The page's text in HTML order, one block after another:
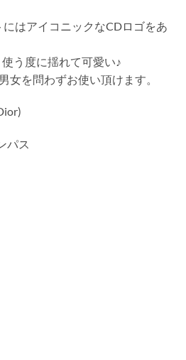
はアイコニックなCDロゴをあ
使う度に揺れて可愛い♪
女を問わずお使い頂けます。
パス